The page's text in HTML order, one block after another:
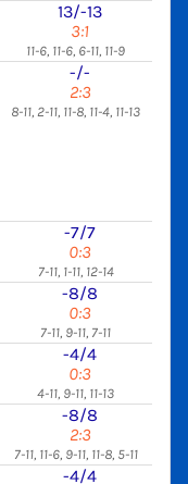
13/-13
3:1
11-6, 11-6, 6-11, 11-9
-/-
2:3
8-11, 2-11, 11-8, 11-4, 11-13
-7/7
0:3
7-11, 1-11, 12-14
-8/8
0:3
7-11, 9-11, 7-11
-4/4
0:3
4-11, 9-11, 11-13
-8/8
2:3
7-11, 11-6, 9-11, 11-8, 5-11
-4/4